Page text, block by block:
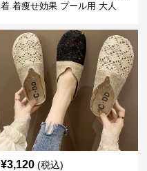
着 着痩せ効果 プール用 大人
¥3,120 (税込)